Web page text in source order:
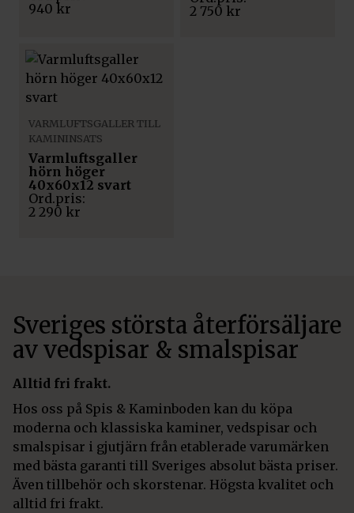
940 kr
2 750 kr
VARMLUFTSGALLER TILL
KAMININSATS
Varmluftsgaller
hörn höger
40x60x12 svart
2 290 kr
Sveriges största återförsäljare
av vedspisar & smalspisar
Alltid fri frakt.
Hos oss på Spis & Kaminboden kan du köpa
moderna och klassiska kaminer, vedspisar och
smalspisar i gjutjärn från etablerade varumärken
med bästa garanti till Sveriges absolut bästa priser.
Även tillbehör och skorstenar. Högsta kvalitet och
alltid fri frakt.